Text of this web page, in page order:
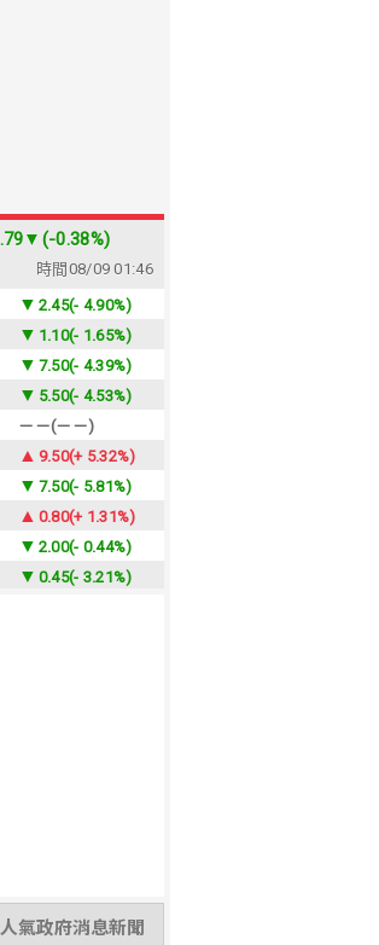
人氣政府消息新聞